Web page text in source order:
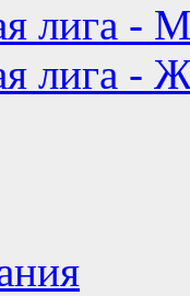
лига -
лига -